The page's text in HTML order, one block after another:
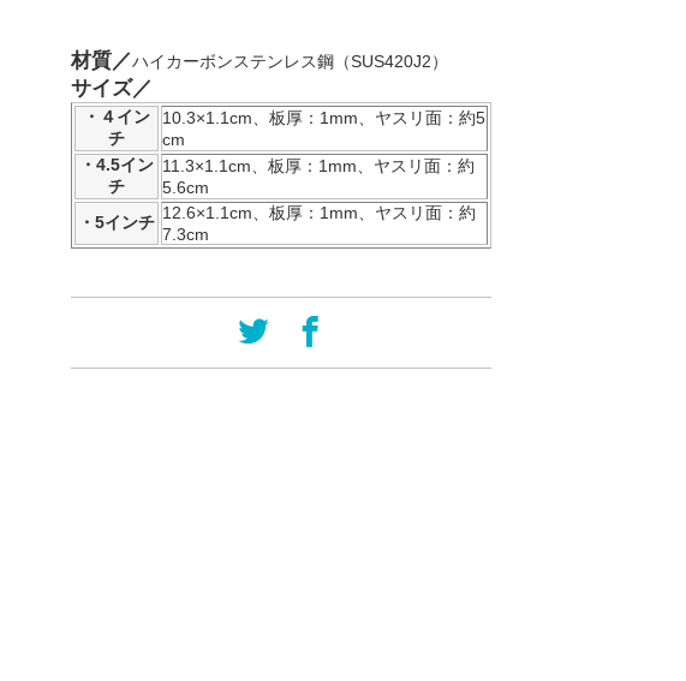
材質／ハイカーボンステンレス鋼（SUS420J2）
サイズ／
・４イン
チ
10.3×1.1cm、板厚：1mm、ヤスリ面：約5
cm
・4.5イン
チ
11.3×1.1cm、板厚：1mm、ヤスリ面：約
5.6cm
・5インチ 12.6×1.1cm、板厚：1mm、ヤスリ面：約
7.3cm